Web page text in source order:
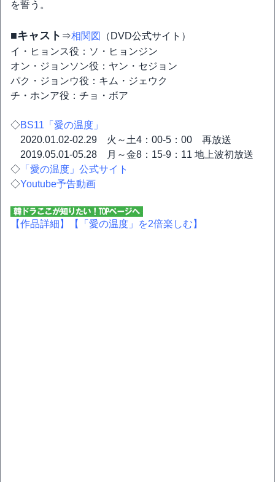
を誓う。
■キャスト ⇒相関図
（DVD公式サイト）
イ・ヒョンス役：ソ・ヒョンジン
オン・ジョンソン役：ヤン・セジョン
パク・ジョンウ役：キム・ジェウク
チ・ホンア役：チョ・ボア
◇BS11「愛の温度」
2020.01.02-02.29 火～土4：00-5：00 再放送
2019.05.01-05.28 月～金8：15-9：11 地上波初放送
◇ 「愛の温度」公式サイト
◇Youtube予告動画
【作品詳細】 【「愛の温度」を2倍楽しむ】